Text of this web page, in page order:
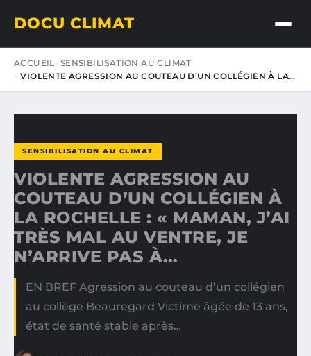
DOCU CLIMAT
ACCUEIL SENSIBILISATION AU CLIMAT
VIOLENTE AGRESSION AU COUTEAU D’UN COLLÉGIEN À LA…
SENSIBILISATION AU CLIMAT
VIOLENTE AGRESSION AU
COUTEAU D’UN COLLÉGIEN À
LA ROCHELLE : « MAMAN, J’AI
TRÈS MAL AU VENTRE, JE
N’ARRIVE PAS À…
EN BREF Agression au couteau d’un collégien
au collège Beauregard Victime âgée de 13 ans,
état de santé stable après…